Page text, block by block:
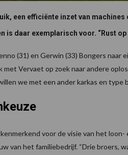
een efficiënte inzet van
is daar exemplarisch voor. “Rust
(31) en Gerwin (33) Bongers naar
met Vervaet op zoek naar andere
we met een ander karkas en
voor de visie van het
van het familiebedrijf. “Drie broers,